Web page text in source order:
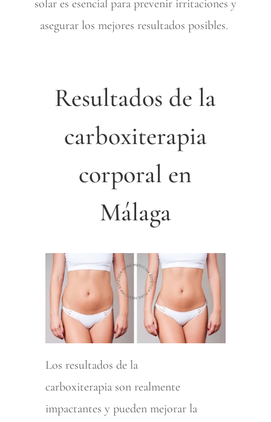
solar es esencial para prevenir irritaciones y
asegurar los mejores resultados posibles.
Resultados de la
carboxiterapia
corporal en
Málaga
Los resultados de la
carboxiterapia son realmente
impactantes y pueden mejorar la